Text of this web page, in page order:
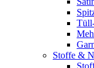
Stoffe &